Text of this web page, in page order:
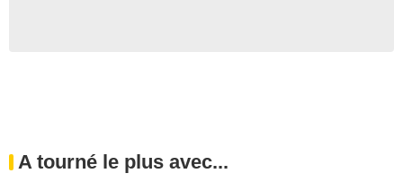
A tourné le plus avec...